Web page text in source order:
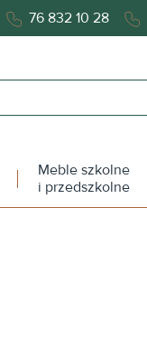
76 832 10 28
Meble szkolne
i przedszkolne